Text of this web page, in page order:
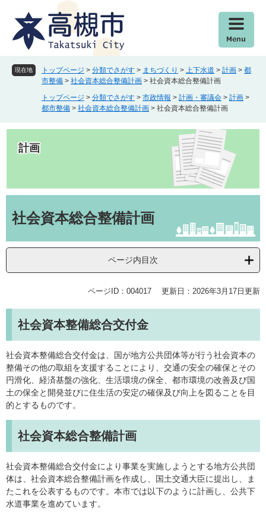
文
現在地 トップページ > 分類でさがす > まちづくり > 上下水道 > 計画 > 都
市整備 > 社会資本総合整備計画 > 社会資本総合整備計画
トップページ > 分類でさがす > 市政情報 > 計画・審議会 > 計画 >
都市整備 > 社会資本総合整備計画 > 社会資本総合整備計画
計画
文社会資本総合整備計画
ページ内目次
ページID：004017 更新日：2026年3月17日更新
社会資本整備総合交付金
社会資本整備総合交付金は、国が地方公共団体等が行う社会資本の
整備その他の取組を支援することにより、交通の安全の確保とその
円滑化、経済基盤の強化、生活環境の保全、都市環境の改善及び国
土の保全と開発並びに住生活の安定の確保及び向上を図ることを目
的とするものです。
社会資本総合整備計画
社会資本整備総合交付金により事業を実施しようとする地方公共団
体は、社会資本総合整備計画を作成し、国土交通大臣に提出し、ま
たこれを公表するものです。本市では以下のように計画し、公共下
水道事業を進めています。